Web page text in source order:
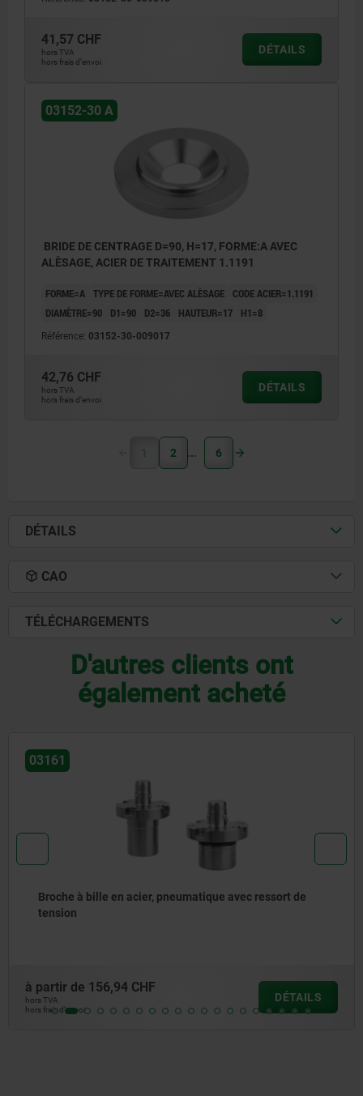
41,57 CHF
hors TVA
hors frais d’envoi
DÉTAILS
03152-30 A
BRIDE DE CENTRAGE D=90, H=17, FORME:A AVEC
ALÈSAGE, ACIER DE TRAITEMENT 1.1191
FORME=A TYPE DE FORME=AVEC ALÈSAGE
CODE ACIER=1.1191
DIAMÈTRE=90
D1=90 D2=36 HAUTEUR=17 H1=8
Référence: 03152-30-009017
42,76 CHF
hors TVA
hors frais d’envoi
DÉTAILS
1 2 6
DÉTAILS
CAO
TÉLÉCHARGEMENTS
D'autres clients ont
également acheté
Douilles de centrage en Inox
à partir de32,23 CHF
hors frais d’envoi